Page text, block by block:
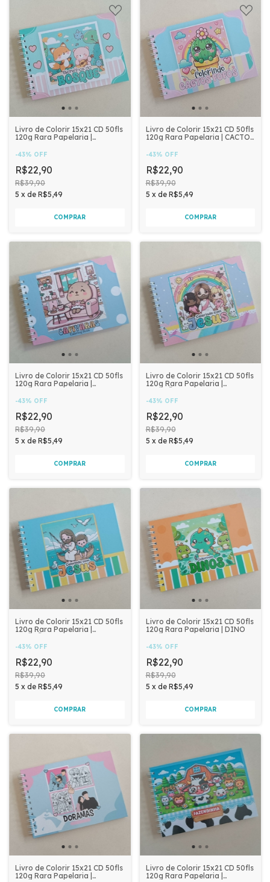
Livro de Colorir 15x21 CD 50fls
120g Rara Papelaria |
-43% OFF
R$22,90
R$39,90
5 x de R$5,49
Livro de Colorir 15x21 CD 50fls
120g Rara Papelaria | CACTOS
-43% OFF
R$22,90
R$39,90
5 x de R$5,49
Livro de Colorir 15x21 CD 50fls
120g Rara Papelaria |
-43% OFF
R$22,90
R$39,90
5 x de R$5,49
Livro de Colorir 15x21 CD 50fls
120g Rara Papelaria |
-43% OFF
R$22,90
R$39,90
5 x de R$5,49
Livro de Colorir 15x21 CD 50fls
120g Rara Papelaria |
-43% OFF
R$22,90
R$39,90
5 x de R$5,49
Livro de Colorir 15x21 CD 50fls
120g Rara Papelaria | DINO
-43% OFF
R$22,90
R$39,90
5 x de R$5,49
Livro de Colorir 15x21 CD 50fls
120g Rara Papelaria |
Livro de Colorir 15x21 CD 50fls
120g Rara Papelaria |